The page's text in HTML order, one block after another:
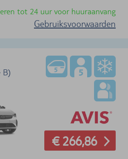
tot 24 uur voor huuraanvang
Gebruiksvoorwaarden
B)
€ 266,86